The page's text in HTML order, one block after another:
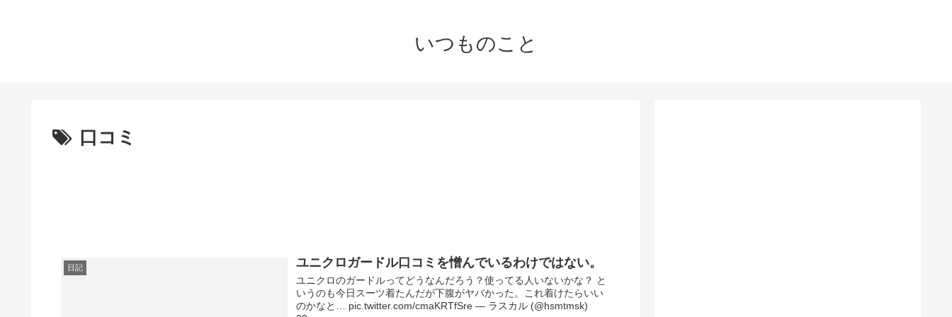
いつものこと
口コミ
日記 ユニクロガードル口コミを憎んでいるわけではない。
ユニクロのガードルってどうなんだろう？使ってる人いないかな？ と
いうのも今日スーツ着たんだが下腹がヤバかった。これ着けたらいい
のかなと… pic.twitter.com/cmaKRTfSre — ラスカル (@hsmtmsk)